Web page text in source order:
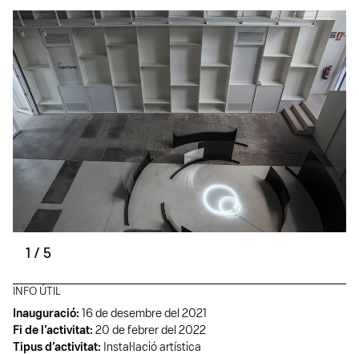
INFO ÚTIL
Inauguració:
16 de desembre del 2021
Fi de l’activitat: 20 de febrer del 2022
Tipus d’activitat:
Instal·lació artística
/ 5